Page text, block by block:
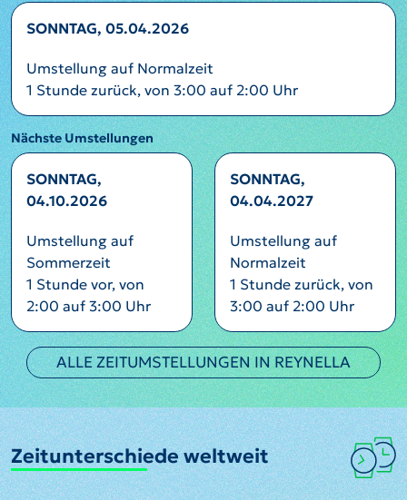
SONNTAG, 05.04.2026
Umstellung auf Normalzeit
1 Stunde zurück, von 3:00 auf 2:00 Uhr
Nächste Umstellungen
SONNTAG,
04.10.2026
Umstellung auf
Sommerzeit
1 Stunde vor, von
2:00 auf 3:00 Uhr
SONNTAG,
04.04.2027
Umstellung auf
Normalzeit
1 Stunde zurück, von
3:00 auf 2:00 Uhr
ALLE ZEITUMSTELLUNGEN IN REYNELLA
Zeitunterschiede weltweit